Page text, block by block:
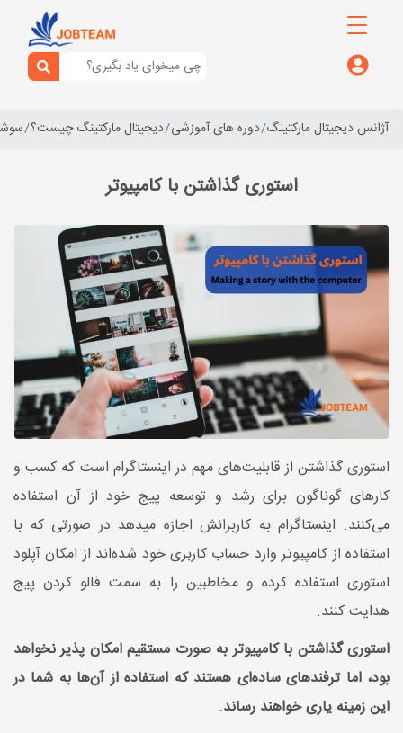
آژانس دیجیتال مارکتینگ دوره های آموزشی دیجیتال مارکتینگ چیست؟
استوری گذاشتن با کامپیوتر
استوری گذاشتن از قابلیت‌های مهم در اینستاگرام است که کسب و
کارهای گوناگون برای رشد و توسعه پیج خود از آن استفاده
می‌کنند. اینستاگرام به کاربرانش اجازه میدهد در صورتی که با
استفاده از کامپیوتر وارد حساب کاربری خود شده‌اند از امکان آپلود
استوری استفاده کرده و مخاطبین را به سمت فالو کردن پیج
هدایت کنند.
استوری گذاشتن با کامپیوتر به صورت مستقیم امکان پذیر نخواهد
بود، اما ترفندهای ساده‌ای هستند که استفاده از آن‌ها به شما در
این زمینه یاری خواهند رساند.